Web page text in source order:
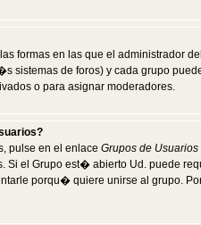
formas en las que el administrador
sistemas de foros) y cada grupo
o para asignar moderadores.
pulse en el enlace Grupos de Usuarios
Si el Grupo est� abierto Ud. puede
porqu� quiere unirse al grupo.